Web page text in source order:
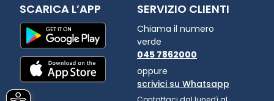
SCARICA L’APP SERVIZIO CLIENTI
Chiama il numero
verde
045 7862000
oppure
scrivici su Whatsapp